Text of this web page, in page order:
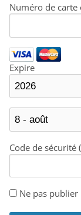
Numéro de carte
Expire
Code de sécurité
Ne pas publier